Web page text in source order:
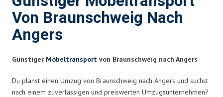
Von Braunschweig Nach
Angers
Günstiger Möbeltransport von Braunschweig nach Angers
Du planst einen Umzug von Braunschweig nach Angers und suchst
nach einem zuverlässigen und preiswerten Umzugsunternehmen?